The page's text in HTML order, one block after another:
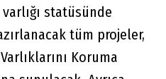
statüsünde
tüm projeler,
Koruma